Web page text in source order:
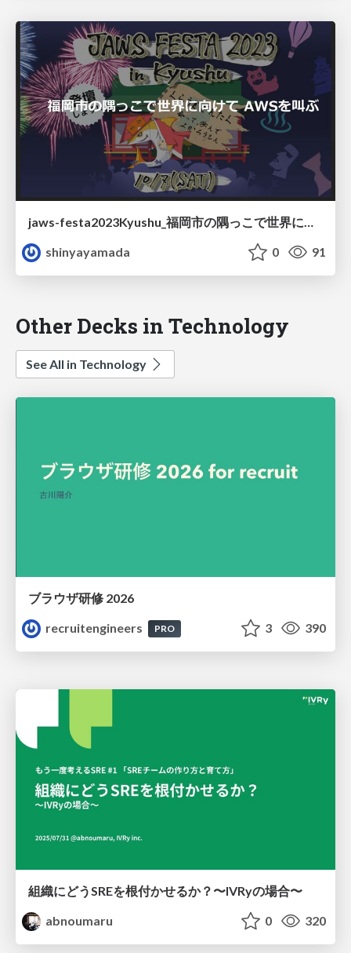
jaws-festa2023Kyushu_福岡市の隅っこで世界に向けてAWSを叫ぶ
shinyayamada
0 91
Other Decks in Technology
See All in Technology
ブラウザ研修 2026
recruitengineers
PRO 3 390
組織にどうSREを根付かせるか？〜IVRyの場合〜
abnoumaru
0 320